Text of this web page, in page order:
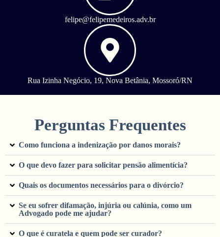
felipe@felipemedeiros.adv.br
Rua Izinha Negócio, 19, Nova Betânia, Mossoró/RN
Perguntas Frequentes
Como funciona a indenização por danos morais?
O que devo fazer para solicitar pensão alimentícia?
Quais os documentos necessários para o divórcio?
Se eu sofrer difamação, injúria ou calúnia, como um
Advogado pode me ajudar?
O que é curatela e quem pode ser curador?